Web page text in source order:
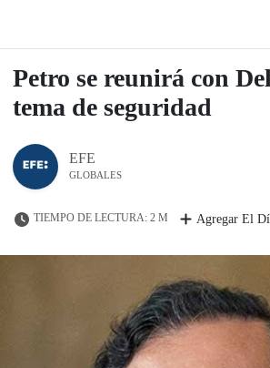
Petro se reunirá con
tema de seguridad
EFE
GLOBALES
TIEMPO DE LECTURA: 2 M Agregar El